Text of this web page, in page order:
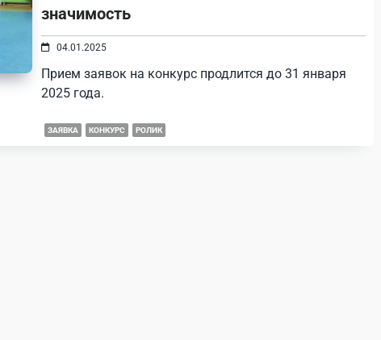
значимость
04.01.2025
Прием заявок на конкурс продлится до 31 января
2025 года.
ЗАЯВКА КОНКУРС РОЛИК